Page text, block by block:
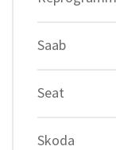
Saab
Seat
Skoda